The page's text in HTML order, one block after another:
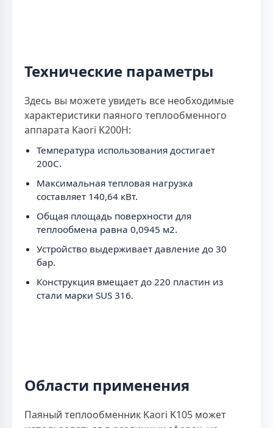
Технические параметры
Здесь вы можете увидеть все необходимые
характеристики паяного теплообменного
аппарата Kaori K200H:
Температура использования достигает
200C.
Максимальная тепловая нагрузка
составляет 140,64 кВт.
Общая площадь поверхности для
теплообмена равна 0,0945 м2.
Устройство выдерживает давление до 30
бар.
Конструкция вмещает до 220 пластин из
стали марки SUS 316.
Области применения
Паяный теплообменник Kaori K105 может